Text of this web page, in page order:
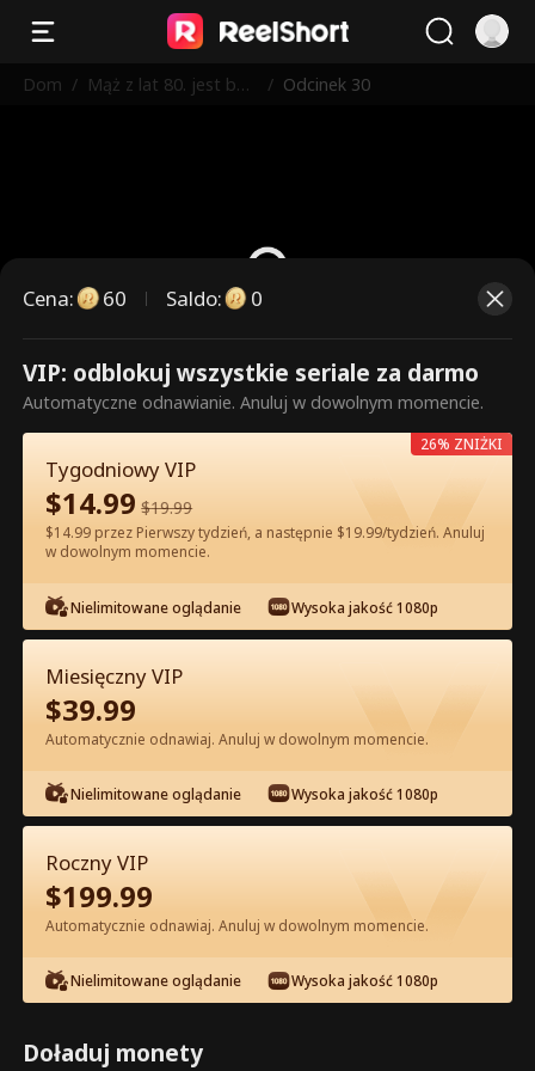
Dom / Mąż z lat 80. jest bar
/ Odcinek 30
To są płatne odcinki. Odblokuj,
aby oglądać.
60
Odcinek 30 - Mąż z lat 80. jest bardzo
niewinny Pełna Wersja Filmu
1-50 51-60 Wszystkie Odcinki
30 31 32 33 34
Cena: 60 Saldo: 0
VIP: odblokuj wszystkie seriale za darmo
Automatyczne odnawianie. Anuluj w dowolnym momencie.
Tygodniowy VIP
$14.99 $19.99
$14.99 przez Pierwszy tydzień, a następnie $19.99/tydzień. Anuluj
w dowolnym momencie.
Nielimitowane oglądanie Wysoka jakość 1080p
26% ZNIŻKI
Miesięczny VIP
$39.99
Automatycznie odnawiaj. Anuluj w dowolnym momencie.
Nielimitowane oglądanie Wysoka jakość 1080p
Roczny VIP
$199.99
Automatycznie odnawiaj. Anuluj w dowolnym momencie.
Nielimitowane oglądanie Wysoka jakość 1080p
Doładuj monety